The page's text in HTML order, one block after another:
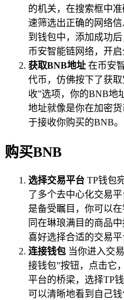
的机关，在搜索框中
速筛选出正确的网络
到钱包中，添加成功
币安智能链网络，开启
获取BNB地址 在币安
代币，仿佛按下了获
收”选项，你的BNB地
地址就像是你在加密
于接收你购买的BNB。
购买BNB
选择交易平台 TP钱包
了多个去中心化交易平
是备受瞩目，你可以
同在琳琅满目的商品
喜好选择合适的交易平
连接钱包 当你进入交
接钱包”按钮，点击它
平台的桥梁，选择TP
可以清晰地看到自己